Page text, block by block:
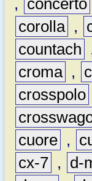
,
concerto
corolla ,
countach
croma ,
crosspolo
cuore ,
cx-7 , d-